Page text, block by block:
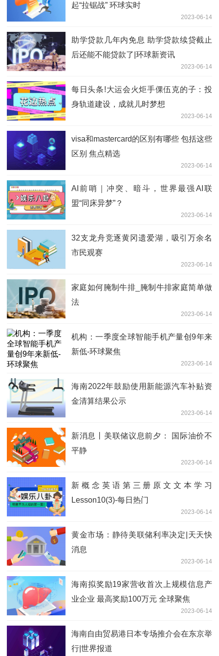
起“拉锯战” 环球实时
2023-06-14
助学贷款几年内免息 助学贷款续贷截止
后还能不能贷款了|环球新资讯
2023-06-14
每日头条!大运会火炬手倮伍克的子：投
身轨道建设，成就儿时梦想
2023-06-14
visa和mastercard的区别有哪些 包括这些
区别 焦点精选
2023-06-14
AI前哨｜冲突、暗斗，世界最强AI联
盟“同床异梦”？
2023-06-14
32支龙舟竞逐黄冈遗爱湖，吸引万余名
市民观赛
2023-06-14
家庭如何腌制牛排_腌制牛排家庭简单做
法
2023-06-14
机构：一季度全球智能手机产量创9年来
新低-环球聚焦
2023-06-14
海南2022年鼓励使用新能源汽车补贴资
金清算结果公示
2023-06-14
新消息丨美联储议息前夕： 国际油价不
平静
2023-06-14
新概念英语第三册原文文本学习
Lesson10(3)-每日热门
2023-06-14
黄金市场：静待美联储利率决定|天天快
消息
2023-06-14
海南拟奖励19家营收首次上规模信息产
业企业 最高奖励100万元 全球聚焦
2023-06-14
海南自由贸易港日本专场推介会在东京举
行|世界报道